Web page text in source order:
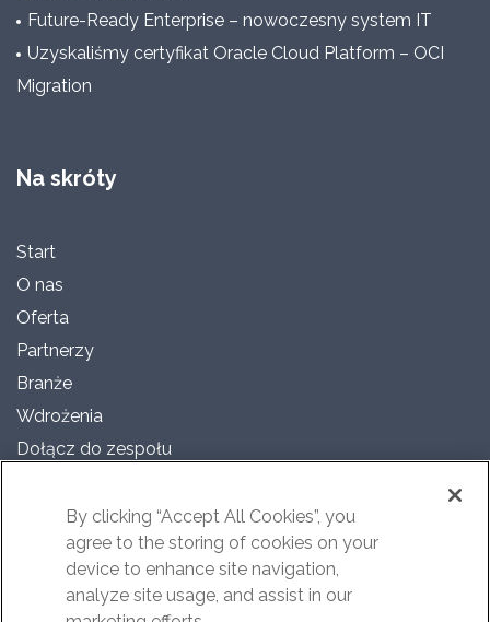
Future-Ready Enterprise – nowoczesny system IT
Uzyskaliśmy certyfikat Oracle Cloud Platform – OCI
Migration
Na skróty
Start
O nas
Oferta
Partnerzy
Branże
Wdrożenia
Dołącz do zespołu
Polityka prywatności
Polityka Cookies
RODO
Akt o Usługach Cyfrowych
By clicking “Accept All Cookies”, you
agree to the storing of cookies on your
device to enhance site navigation,
analyze site usage, and assist in our